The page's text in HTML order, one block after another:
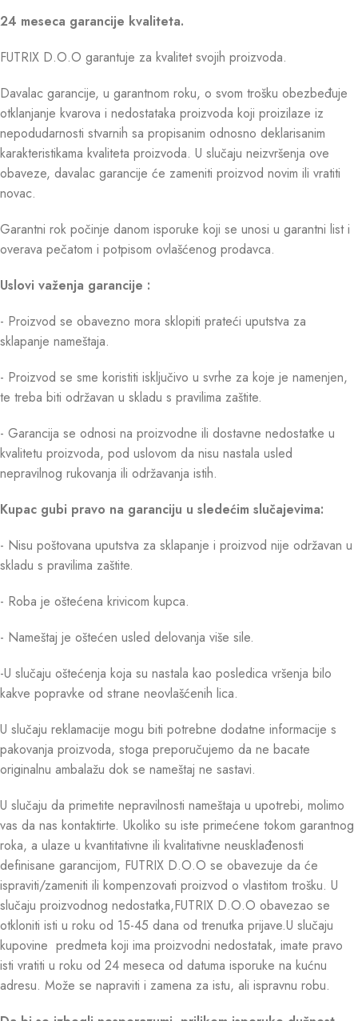
24 meseca garancije kvaliteta.
FUTRIX D.O.O garantuje za kvalitet svojih proizvoda.
Davalac garancije, u garantnom roku, o svom trošku obezbeđuje
otklanjanje kvarova i nedostataka proizvoda koji proizilaze iz
nepodudarnosti stvarnih sa propisanim odnosno deklarisanim
karakteristikama kvaliteta proizvoda. U slučaju neizvršenja ove
obaveze, davalac garancije će zameniti proizvod novim ili vratiti
novac.
Garantni rok počinje danom isporuke koji se unosi u garantni list i
overava pečatom i potpisom ovlašćenog prodavca.
Uslovi važenja garancije :
- Proizvod se obavezno mora sklopiti prateći uputstva za
sklapanje nameštaja.
- Proizvod se sme koristiti isključivo u svrhe za koje je namenjen,
te treba biti održavan u skladu s pravilima zaštite.
- Garancija se odnosi na proizvodne ili dostavne nedostatke u
kvalitetu proizvoda, pod uslovom da nisu nastala usled
nepravilnog rukovanja ili održavanja istih.
Kupac gubi pravo na garanciju u sledećim slučajevima:
- Nisu poštovana uputstva za sklapanje i proizvod nije održavan u
skladu s pravilima zaštite.
- Roba je oštećena krivicom kupca.
- Nameštaj je oštećen usled delovanja više sile.
-U slučaju oštećenja koja su nastala kao posledica vršenja bilo
kakve popravke od strane neovlašćenih lica.
U slučaju reklamacije mogu biti potrebne dodatne informacije s
pakovanja proizvoda, stoga preporučujemo da ne bacate
originalnu ambalažu dok se nameštaj ne sastavi.
U slučaju da primetite nepravilnosti nameštaja u upotrebi, molimo
vas da nas kontaktirte. Ukoliko su iste primećene tokom garantnog
roka, a ulaze u kvantitativne ili kvalitativne neusklađenosti
definisane garancijom, FUTRIX D.O.O se obavezuje da će
ispraviti/zameniti ili kompenzovati proizvod o vlastitom trošku. U
slučaju proizvodnog nedostatka,FUTRIX D.O.O obavezao se
otkloniti isti u roku od 15-45 dana od trenutka prijave.U slučaju
kupovine predmeta koji ima proizvodni nedostatak, imate pravo
isti vratiti u roku od 24 meseca od datuma isporuke na kućnu
adresu. Može se napraviti i zamena za istu, ali ispravnu robu.